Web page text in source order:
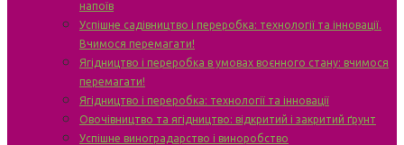
напоїв
Успішне садівництво і переробка: технології та інновації.
Вчимося перемагати!
Ягідництво і переробка в умовах воєнного стану: вчимося
перемагати!
Ягідництво і переробка: технології та інновації
Овочівництво та ягідництво: відкритий і закритий ґрунт
Успішне виноградарство і виноробство